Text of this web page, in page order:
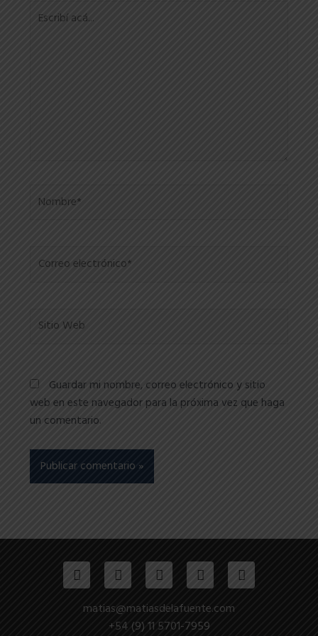
acá...
electrónico*
Web
Guardar mi nombre, correo electrónico y sitio
web en este navegador para la próxima vez que haga
un comentario.
F
a
c
T
w
i
t
e
L
i
n
e
d
I
n
s
a
g
Y
o
u
matias@matiasdelafuente.com
+54 (9) 11 5701-7959